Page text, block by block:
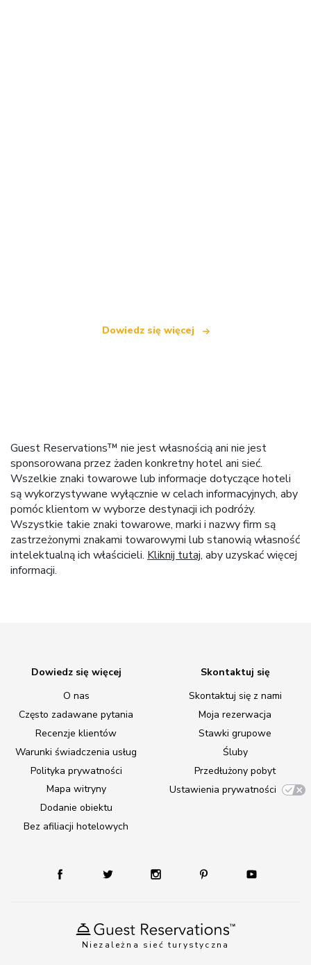
Dowiedz się więcej
Guest Reservations™ nie jest własnością ani nie jest
sponsorowana przez żaden konkretny hotel ani sieć.
Wszelkie znaki towarowe lub informacje dotyczące hoteli
są wykorzystywane wyłącznie w celach informacyjnych, aby
pomóc klientom w wyborze destynacji ich podróży.
Wszystkie takie znaki towarowe, marki i nazwy firm są
zastrzeżonymi znakami towarowymi lub stanowią własność
intelektualną ich właścicieli. Kliknij tutaj, aby uzyskać więcej
informacji.
Niezależna sieć turystyczna
Dowiedz się więcej
O nas
Często zadawane pytania
Recenzje klientów
Warunki świadczenia usług
Polityka prywatności
Mapa witryny
Dodanie obiektu
Bez afiliacji hotelowych
Skontaktuj się
Skontaktuj się z nami
Moja rezerwacja
Stawki grupowe
Śluby
Przedłużony pobyt
Ustawienia prywatności